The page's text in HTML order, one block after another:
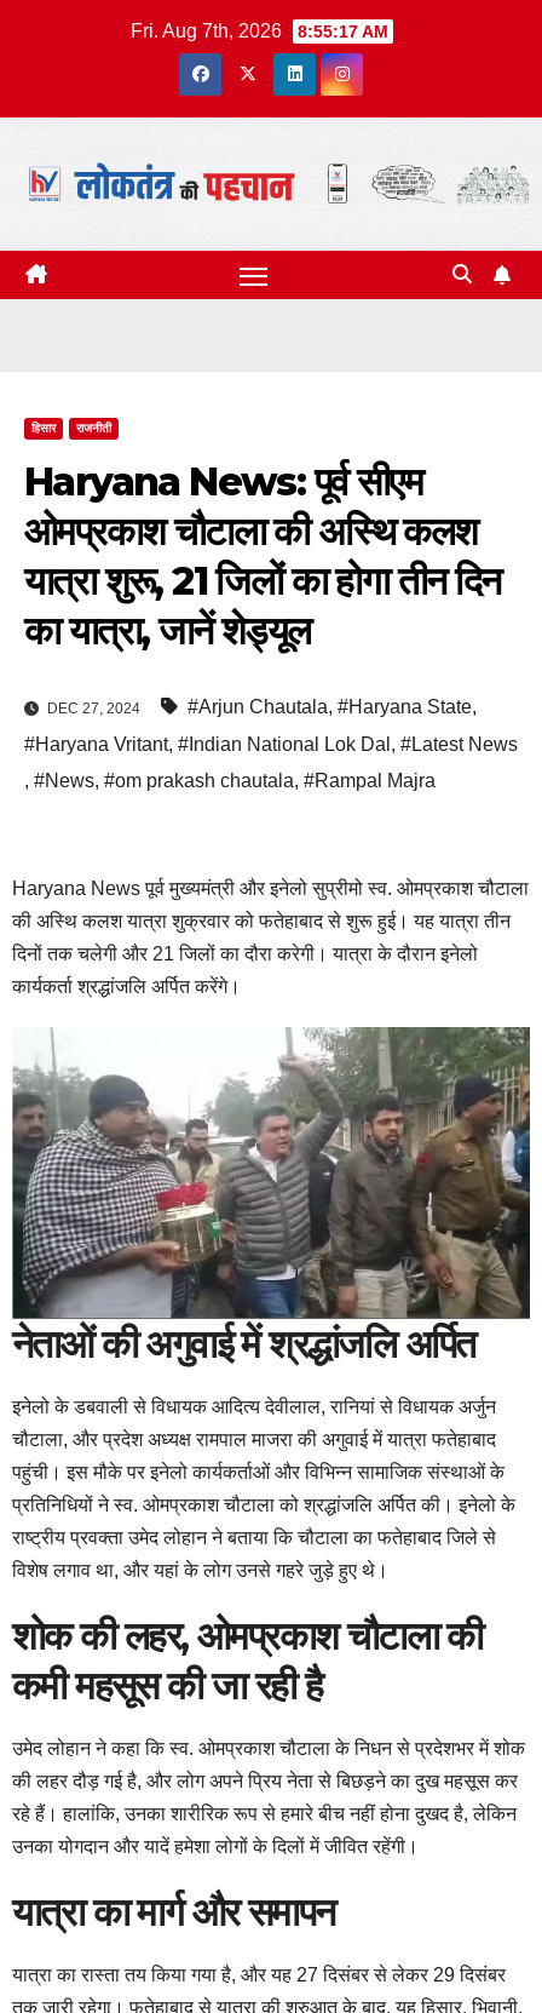
Fri. Aug 7th, 2026 8:55:18 AM
हिसार राजनीती
Haryana News: पूर्व सीएम
ओमप्रकाश चौटाला की अस्थि कलश
यात्रा शुरू, 21 जिलों का होगा तीन दिन
का यात्रा, जानें शेड्यूल
DEC 27, 2024 #Arjun Chautala, #Haryana State,
#Haryana Vritant, #Indian National Lok Dal , #Latest News
, #News, #om prakash chautala, #Rampal Majra
Haryana News पूर्व मुख्यमंत्री और इनेलो सुप्रीमो स्व. ओमप्रकाश चौटाला
की अस्थि कलश यात्रा शुक्रवार को फतेहाबाद से शुरू हुई। यह यात्रा तीन
दिनों तक चलेगी और 21 जिलों का दौरा करेगी। यात्रा के दौरान इनेलो
कार्यकर्ता श्रद्धांजलि अर्पित करेंगे।
नेताओं की अगुवाई में श्रद्धांजलि अर्पित
इनेलो के डबवाली से विधायक आदित्य देवीलाल, रानियां से विधायक अर्जुन
चौटाला, और प्रदेश अध्यक्ष रामपाल माजरा की अगुवाई में यात्रा फतेहाबाद
पहुंची। इस मौके पर इनेलो कार्यकर्ताओं और विभिन्न सामाजिक संस्थाओं के
प्रतिनिधियों ने स्व. ओमप्रकाश चौटाला को श्रद्धांजलि अर्पित की। इनेलो के
राष्ट्रीय प्रवक्ता उमेद लोहान ने बताया कि चौटाला का फतेहाबाद जिले से
विशेष लगाव था, और यहां के लोग उनसे गहरे जुड़े हुए थे।
शोक की लहर, ओमप्रकाश चौटाला की
कमी महसूस की जा रही है
उमेद लोहान ने कहा कि स्व. ओमप्रकाश चौटाला के निधन से प्रदेशभर में शोक
की लहर दौड़ गई है, और लोग अपने प्रिय नेता से बिछड़ने का दुख महसूस कर
रहे हैं। हालांकि, उनका शारीरिक रूप से हमारे बीच नहीं होना दुखद है, लेकिन
उनका योगदान और यादें हमेशा लोगों के दिलों में जीवित रहेंगी।
यात्रा का मार्ग और समापन
यात्रा का रास्ता तय किया गया है, और यह 27 दिसंबर से लेकर 29 दिसंबर
तक जारी रहेगा। फतेहाबाद से यात्रा की शुरुआत के बाद, यह हिसार, भिवानी,